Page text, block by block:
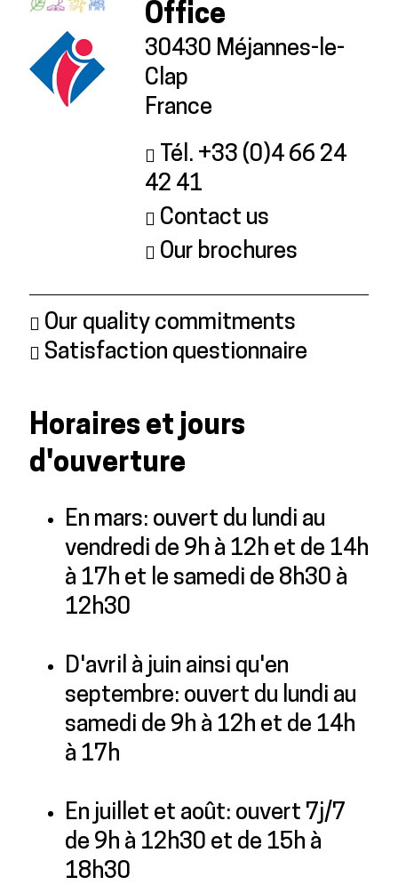
Office
30430 Méjannes-le-
Clap
France
Tél. +33 (0)4 66 24
42 41
Contact us
Our brochures
Our quality commitments
Satisfaction questionnaire
Horaires et jours
d'ouverture
En mars: ouvert du lundi au
vendredi de 9h à 12h et de 14h
à 17h et le samedi de 8h30 à
12h30
D'avril à juin ainsi qu'en
septembre: ouvert du lundi au
samedi de 9h à 12h et de 14h
à 17h
En juillet et août: ouvert 7j/7
de 9h à 12h30 et de 15h à
18h30